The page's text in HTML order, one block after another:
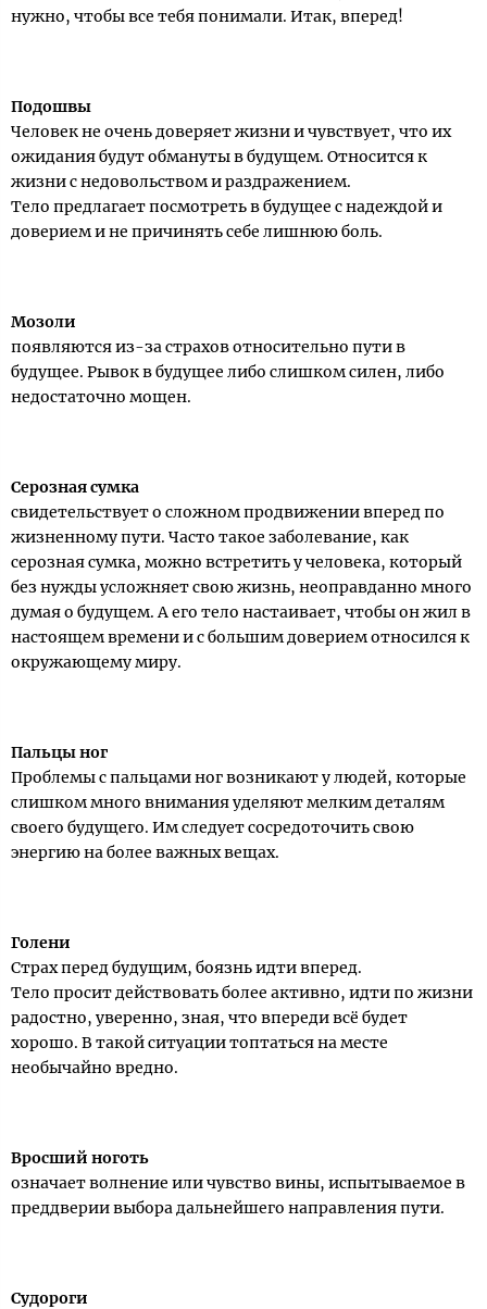
нужно, чтобы все тебя понимали. Итак, вперед!
Подошвы
Человек не очень доверяет жизни и чувствует, что их
ожидания будут обмануты в будущем. Относится к
жизни с недовольством и раздражением.
Тело предлагает посмотреть в будущее с надеждой и
доверием и не причинять себе лишнюю боль.
Мозоли
появляются из-за страхов относительно пути в
будущее. Рывок в будущее либо слишком силен, либо
недостаточно мощен.
Серозная сумка
свидетельствует о сложном продвижении вперед по
жизненному пути. Часто такое заболевание, как
серозная сумка, можно встретить у человека, который
без нужды усложняет свою жизнь, неоправданно много
думая о будущем. А его тело настаивает, чтобы он жил в
настоящем времени и с большим доверием относился к
окружающему миру.
Пальцы ног
Проблемы с пальцами ног возникают у людей, которые
слишком много внимания уделяют мелким деталям
своего будущего. Им следует сосредоточить свою
энергию на более важных вещах.
Голени
Страх перед будущим, боязнь идти вперед.
Тело просит действовать более активно, идти по жизни
радостно, уверенно, зная, что впереди всё будет
хорошо. В такой ситуации топтаться на месте
необычайно вредно.
Вросший ноготь
означает волнение или чувство вины, испытываемое в
преддверии выбора дальнейшего направления пути.
Судороги